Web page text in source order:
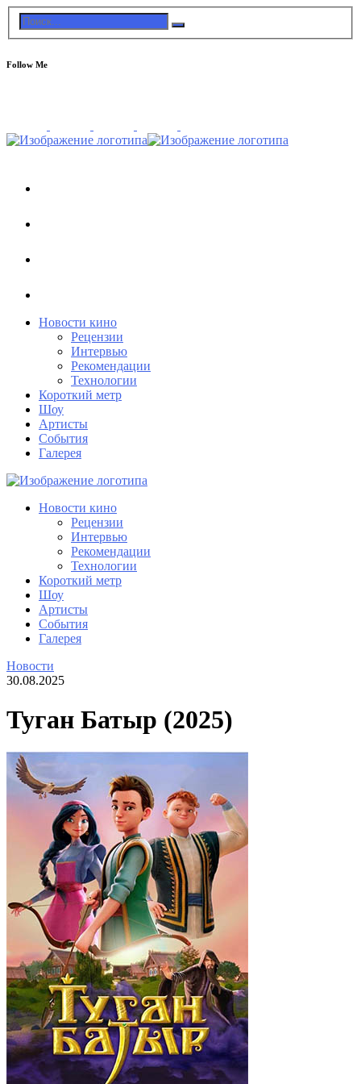
Follow Me
Новости кино
Рецензии
Интервью
Рекомендации
Технологии
Короткий метр
Шоу
Артисты
События
Галерея
Новости кино
Рецензии
Интервью
Рекомендации
Технологии
Короткий метр
Шоу
Артисты
События
Галерея
Новости
30.08.2025
Туган Батыр (2025)